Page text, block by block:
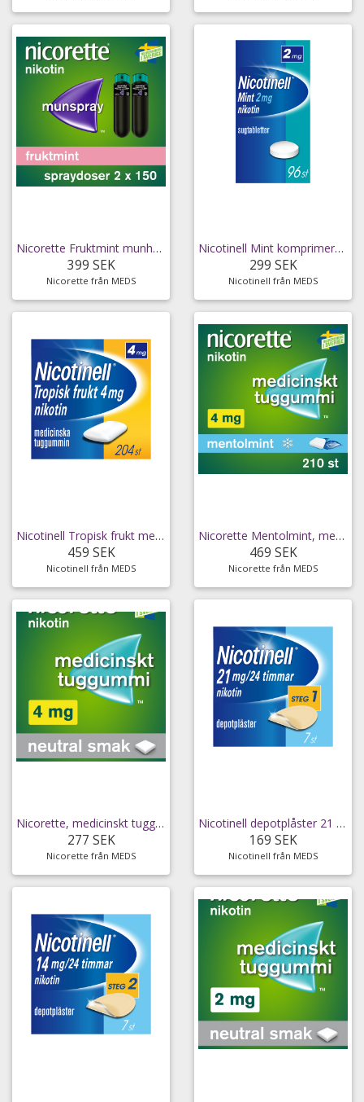
Nicorette Fruktmint munhålespray 1 mg/spray 2 x
399 SEK
Nicorette från MEDS
Nicotinell Mint komprimerad sugtablett 2 mg 96 st
299 SEK
Nicotinell från MEDS
Nicotinell Tropisk frukt medicinskt tuggummi 4 mg
459 SEK
Nicotinell från MEDS
Nicorette Mentolmint, medicinskt tuggummi 4 mg 210
469 SEK
Nicorette från MEDS
Nicorette, medicinskt tuggummi 4 mg 105 st
277 SEK
Nicorette från MEDS
Nicotinell depotplåster 21 mg/24 timmar 7 st
169 SEK
Nicotinell från MEDS